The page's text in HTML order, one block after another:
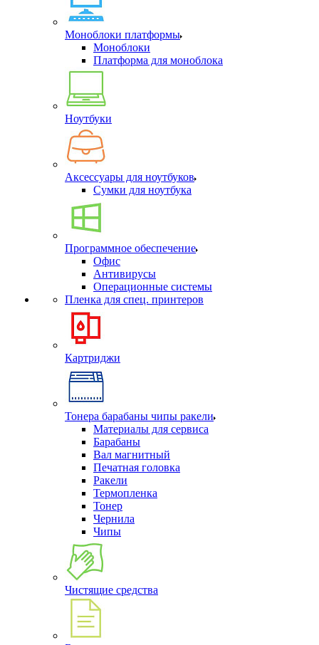
Моноблоки платформы
Моноблоки
Платформа для моноблока
Ноутбуки
Аксессуары для ноутбуков
Сумки для ноутбука
Программное обеспечение
Офис
Антивирусы
Операционные системы
Пленка для спец. принтеров
Картриджи
Тонера барабаны чипы ракели
Материалы для сервиса
Барабаны
Вал магнитный
Печатная головка
Ракели
Термопленка
Тонер
Чернила
Чипы
Чистящие средства